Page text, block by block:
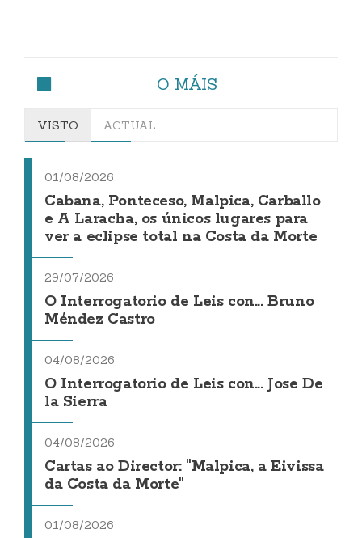
O MÁIS
VISTO ACTUAL
01/08/2026
Cabana, Ponteceso, Malpica, Carballo
e A Laracha, os únicos lugares para
ver a eclipse total na Costa da Morte
29/07/2026
O Interrogatorio de Leis con... Bruno
Méndez Castro
04/08/2026
O Interrogatorio de Leis con... Jose De
la Sierra
04/08/2026
Cartas ao Director: "Malpica, a Eivissa
da Costa da Morte"
01/08/2026